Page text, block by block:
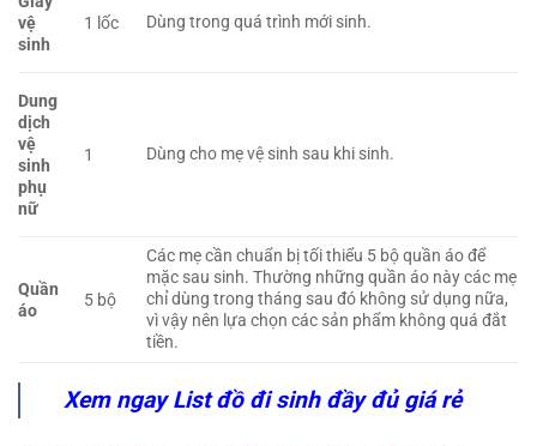
vệ
sinh
1 lốc Dùng trong quá trình mới sinh.
Dung
dịch
vệ
sinh
phụ
nữ
1 Dùng cho mẹ vệ sinh sau khi sinh.
Quần
áo
5 bộ
Các mẹ cần chuẩn bị tối thiểu 5 bộ quần áo để
mặc sau sinh. Thường những quần áo này các mẹ
chỉ dùng trong tháng sau đó không sử dụng nữa,
vì vậy nên lựa chọn các sản phẩm không quá đắt
tiền.
Xem ngay List đồ đi sinh đầy đủ giá rẻ